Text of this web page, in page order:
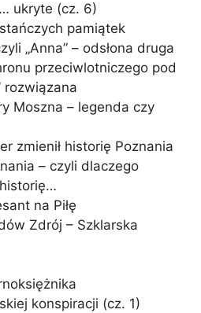
ukryte (cz. 6)
pamiątek
„Anna” – odsłona druga
przeciwlotniczego pod
rozwiązana
Moszna – legenda czy
zmienił historię Poznania
– czyli dlaczego
na Piłę
Zdrój – Szklarska
konspiracji (cz. 1)